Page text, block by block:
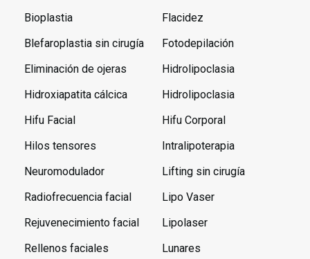
Bioplastia
Blefaroplastia sin cirugía
Eliminación de ojeras
Hidroxiapatita cálcica
Hifu Facial
Hilos tensores
Neuromodulador
Radiofrecuencia facial
Rejuvenecimiento facial
Rellenos faciales
Flacidez
Fotodepilación
Hidrolipoclasia
Hidrolipoclasia
Hifu Corporal
Intralipoterapia
Lifting sin cirugía
Lipo Vaser
Lipolaser
Lunares